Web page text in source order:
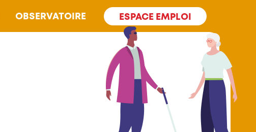
OBSERVATOIRE ESPACE EMPLOI